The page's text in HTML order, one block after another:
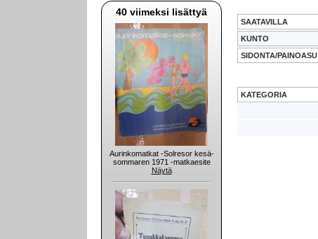
40 viimeksi lisättyä
Aurinkomatkat -Solresor kesä-
sommaren 1971 -matkaesite
Näytä
SAATAVILLA
KUNTO
SIDONTA/PAINOASU
KATEGORIA